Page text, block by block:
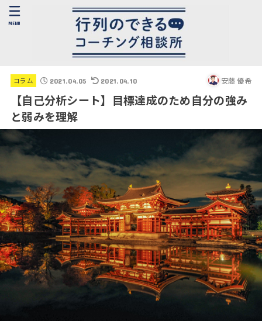
MENU
コラム 2021.04.05 2021.04.10 安藤 優希
【自己分析シート】目標達成のため自分の強み
と弱みを理解